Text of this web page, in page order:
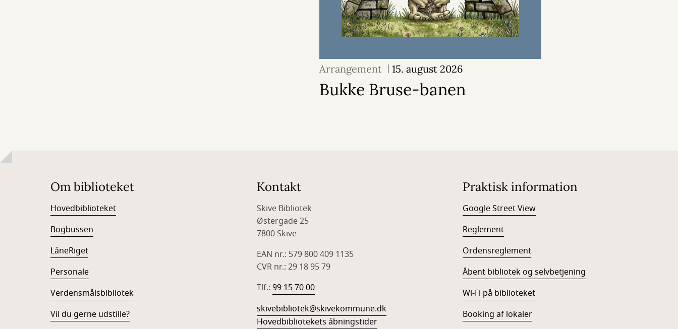
Arrangement 15. august 2026
Bukke Bruse-banen
Om biblioteket
Hovedbiblioteket
Bogbussen
LåneRiget
Personale
Verdensmålsbibliotek
Vil du gerne udstille?
Kontakt
Skive Bibliotek
Østergade 25
7800 Skive
EAN nr.: 579 800 409 1135
CVR nr.: 29 18 95 79
Tlf.: 99 15 70 00
skivebibliotek@skivekommune.dk
Hovedbibliotekets åbningstider
Praktisk information
Google Street View
Reglement
Ordensreglement
Åbent bibliotek og selvbetjening
Wi-Fi på biblioteket
Booking af lokaler